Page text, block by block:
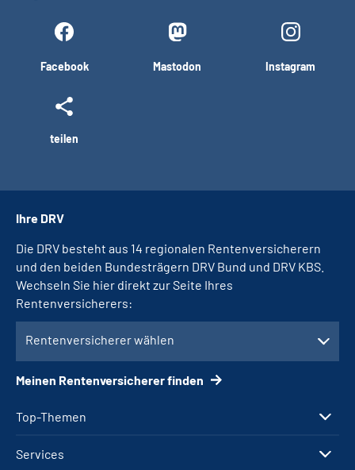
Facebook Mastodon Instagram
teilen
Top-Themen
Services
Ihre DRV
Die DRV besteht aus 14 regionalen Rentenversicherern
und den beiden Bundesträgern DRV Bund und DRV KBS.
Wechseln Sie hier direkt zur Seite Ihres
Rentenversicherers:
Rentenversicherer wählen
Meinen Rentenversicherer finden